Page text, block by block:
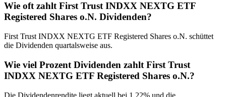
Wie oft zahlt First Trust INDXX NEXTG ETF
Registered Shares o.N. Dividenden?
First Trust INDXX NEXTG ETF Registered Shares o.N. schüttet
die Dividenden quartalsweise aus.
Wie viel Prozent Dividenden zahlt First Trust
INDXX NEXTG ETF Registered Shares o.N.?
Die Dividendenrendite liegt aktuell bei 1,22% und die